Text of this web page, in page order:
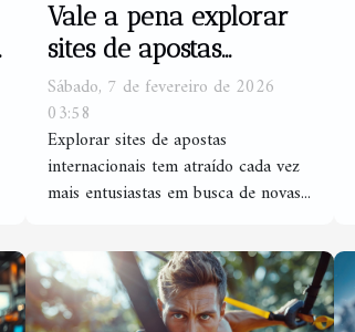
Vale a pena explorar
sites de apostas
internacionais?
Sábado, 7 de fevereiro de 2026
03:58
Explorar sites de apostas
internacionais tem atraído cada vez
mais entusiastas em busca de novas...